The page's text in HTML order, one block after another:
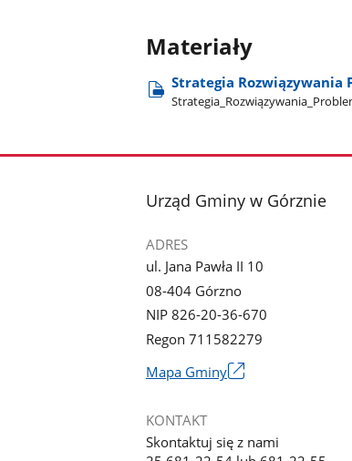
Materiały
Strategia Rozwiązywania
stopka
Urząd Gminy w Górznie
ADRES
ul. Jana Pawła II 10
08-404 Górzno
NIP 826-20-36-670
Regon 711582279
Mapa GminyLink
nowym
KONTAKT
Skontaktuj się z nami